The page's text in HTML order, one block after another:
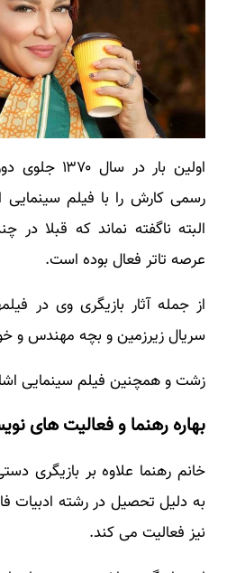
اولین بار
رسمی کارش را با فیلم
البته ناگفته نماند که قبلا در
عرصه تاتر فعال بوده است.
از جمله آثار بازیگری وی در
سریال زیرزمین و بچه مهندس و
زشت و همچنین فیلم سینمایی
بهاره رهنما و فعالیت های
خانم رهنما علاوه بر بازیگری
به دلیل تحصیل در رشته ادبیات
نیز فعالیت می کند.